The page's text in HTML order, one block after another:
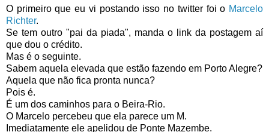
O primeiro que eu vi postando isso no twitter foi o Marcelo
Richter.
Se tem outro "pai da piada", manda o link da postagem aí
que dou o crédito.
Mas é o seguinte.
Sabem aquela elevada que estão fazendo em Porto Alegre?
Aquela que não fica pronta nunca?
Pois é.
É um dos caminhos para o Beira-Rio.
O Marcelo percebeu que ela parece um M.
Imediatamente ele apelidou de Ponte Mazembe.